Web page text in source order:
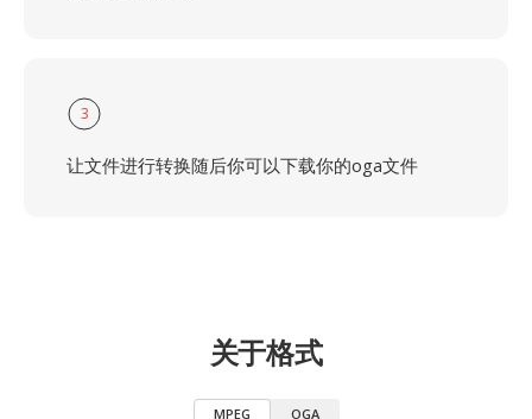
3
让文件进行转换随后你可以下载你的oga文件
关于格式
MPEG OGA